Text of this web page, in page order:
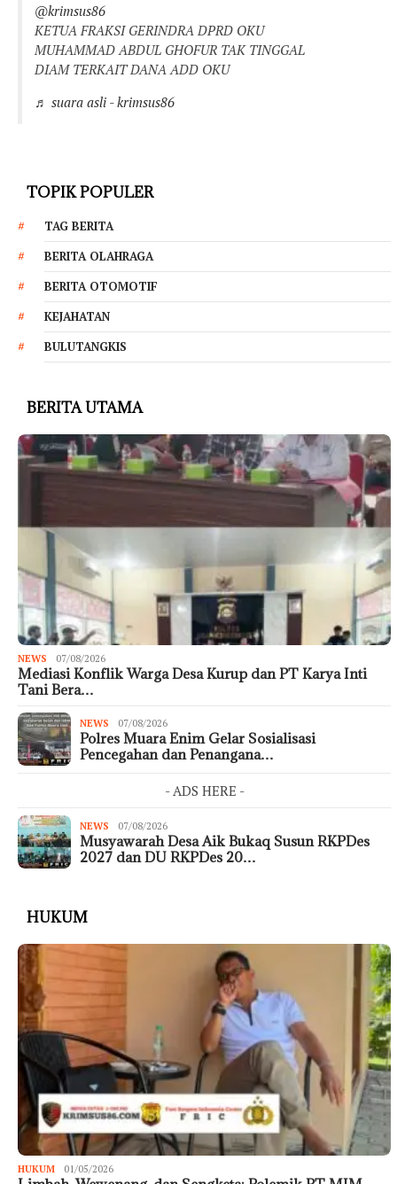
@krimsus86
KETUA FRAKSI GERINDRA DPRD OKU
MUHAMMAD ABDUL GHOFUR TAK TINGGAL
DIAM TERKAIT DANA ADD OKU
♬ suara asli - krimsus86
TOPIK POPULER
TAG BERITA
BERITA OLAHRAGA
BERITA OTOMOTIF
KEJAHATAN
BULUTANGKIS
BERITA UTAMA
NEWS 07/08/2026
Mediasi Konflik Warga Desa Kurup dan PT Karya Inti
Tani Bera…
NEWS 07/08/2026
Polres Muara Enim Gelar Sosialisasi
Pencegahan dan Penangana…
- ADS HERE -
NEWS 07/08/2026
Musyawarah Desa Aik Bukaq Susun RKPDes
2027 dan DU RKPDes 20…
HUKUM
HUKUM 01/05/2026